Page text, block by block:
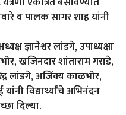
व पालक सागर शाह यांनी
ज्ञानेश्वर लांडगे, उपाध्यक्षा
खजिनदार शांताराम गराडे,
लांडगे, अजिंक्य काळभोर,
विद्यार्थ्यांचे अभिनंदन
दिल्या.